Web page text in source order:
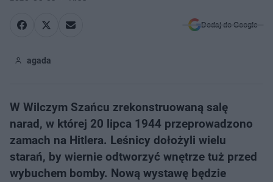
Dodaj do Google
agada
W Wilczym Szańcu zrekonstruowaną salę
narad, w której 20 lipca 1944 przeprowadzono
zamach na Hitlera. Leśnicy dołożyli wielu
starań, by wiernie odtworzyć wnętrze tuż przed
wybuchem bomby. Nową wystawę będzie